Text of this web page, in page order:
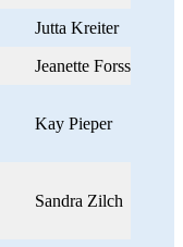
Jutta Kreiter
Jeanette Forssman
Kay Pieper
Sandra Zilch